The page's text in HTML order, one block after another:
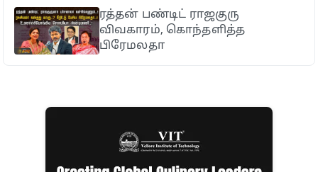
ரத்தன் பண்டிட் ராஜகுரு
விவகாரம், கொந்தளித்த
பிரேமலதா